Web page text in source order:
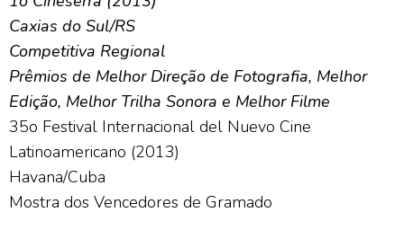
Caxias do Sul/RS
Competitiva Regional
Prêmios de Melhor Direção de Fotografia, Melhor
Edição, Melhor Trilha Sonora e Melhor Filme
35o Festival Internacional del Nuevo Cine
Latinoamericano (2013)
Havana/Cuba
Mostra dos Vencedores de Gramado